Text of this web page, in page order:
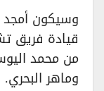
وسيكون
قيادة فريق
من محمد
وماهر البحري.